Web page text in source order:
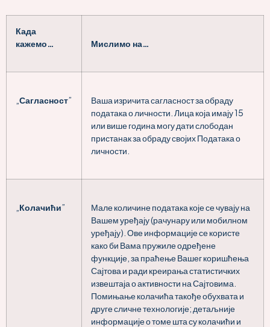
Када
кажемо…
Мислимо на…
Сагласност”
Ваша изричита сагласност за обраду
података о личности. Лица која имају 15
или више година могу дати слободан
пристанак за обраду својих Података о
личности.
Колачићи”
Мале количине података које се чувају на
Вашем уређају (рачунару или мобилном
уређају). Ове информације се користе
како би Вама пружиле одређене
функције, за праћење Вашег коришћења
Сајтова и ради креирања статистичких
извештаја о активности на Сајтовима.
Помињање колачића такође обухвата и
друге сличне технологије; детаљније
информације о томе шта су колачићи и